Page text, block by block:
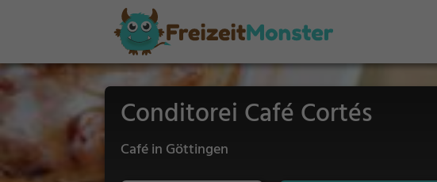
Conditorei Café Cortés
Café in Göttingen